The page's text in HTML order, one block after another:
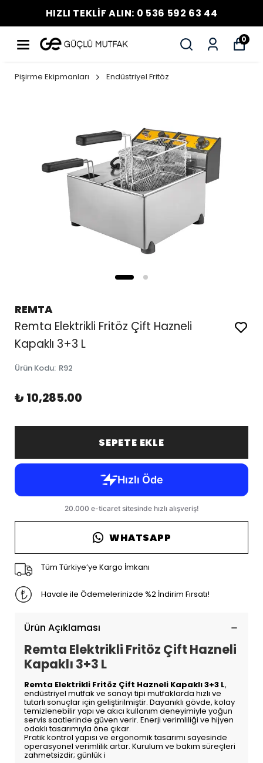
HIZLI TEKLİF ALIN: 0 536 592 63 44
0
Pişirme Ekipmanları Endüstriyel Fritöz
REMTA
Remta Elektrikli Fritöz Çift Hazneli
Kapaklı 3+3 L
Ürün Kodu: R92
₺ 10,285.00
SEPETE EKLE
WHATSAPP
Tüm Türkiye’ye Kargo İmkanı
Havale ile Ödemelerinizde %2 İndirim Fırsatı!
Ürün Açıklaması
Remta Elektrikli Fritöz Çift Hazneli
Kapaklı 3+3 L
Remta Elektrikli Fritöz Çift Hazneli Kapaklı 3+3 L,
endüstriyel mutfak ve sanayi tipi mutfaklarda hızlı ve
tutarlı sonuçlar için geliştirilmiştir. Dayanıklı gövde, kolay
temizlenebilir yapı ve akıcı kullanım deneyimiyle yoğun
servis saatlerinde güven verir. Enerji verimliliği ve hijyen
odaklı tasarımıyla öne çıkar.
Pratik kontrol yapısı ve ergonomik tasarımı sayesinde
operasyonel verimlilik artar. Kurulum ve bakım süreçleri
zahmetsizdir; günlük i